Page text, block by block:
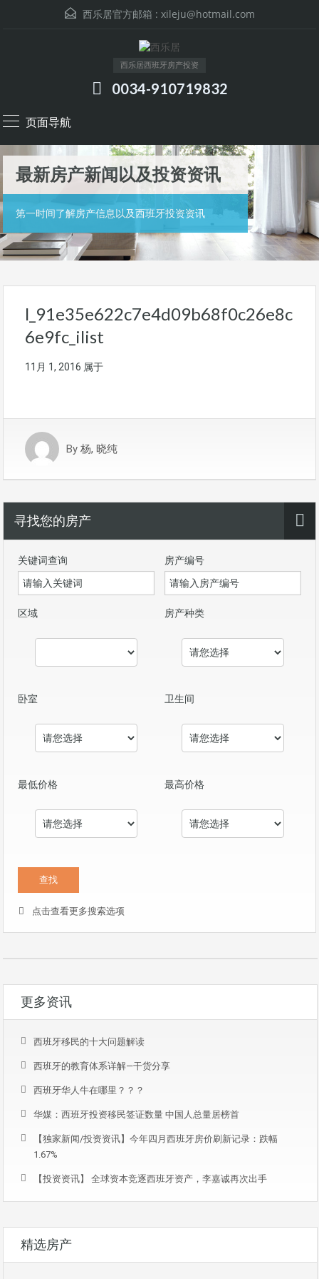
西乐居官方邮箱 : xileju@hotmail.com
西乐居西班牙房产投资
0034-910719832
页面导航
最新房产新闻以及投资资讯
第一时间了解房产信息以及西班牙投资资讯
l_91e35e622c7e4d09b68f0c26e8c
6e9fc_ilist
11月 1, 2016 属于
By 杨, 晓纯
寻找您的房产
关键词查询 房产编号
区域 房产种类
卧室 卫生间
最低价格 最高价格
点击查看更多搜索选项
更多资讯
西班牙移民的十大问题解读
西班牙的教育体系详解—干货分享
西班牙华人牛在哪里？？？
华媒：西班牙投资移民签证数量 中国人总量居榜首
【独家新闻/投资资讯】今年四月西班牙房价刷新记录：跌幅
1.67%
【投资资讯】 全球资本竞逐西班牙资产，李嘉诚再次出手
精选房产